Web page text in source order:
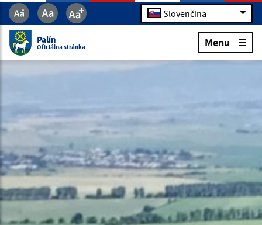
Slovenčina
Palín
Oficiálna stránka Menu